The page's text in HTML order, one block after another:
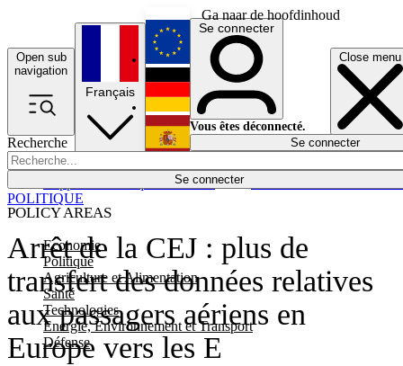
Ga naar de hoofdinhoud
Open sub
navigation
Close menu
Recherche
Se connecter
POLICY AREAS
Economie
Politique
Agriculture et Alimentation
Santé
Technologies
Energie, Environnement et Transport
Défense
Économie
Français
English
Deutsch
Español
Se connecter
Vous êtes déconnecté.
Se connecter
Arrêt de la CEJ : plus de
transfert des données relatives
aux passagers aériens en
Europe vers les E
POLITIQUE